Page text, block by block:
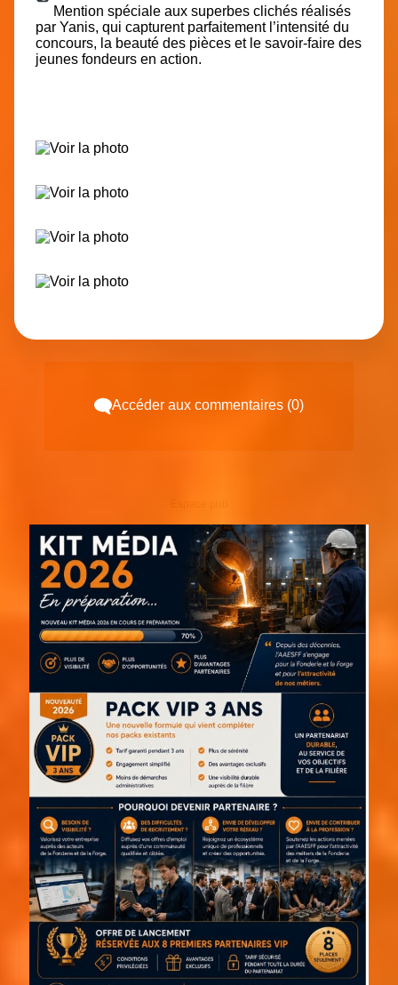
Mention spéciale aux superbes clichés réalisés
par Yanis, qui capturent parfaitement l’intensité du
concours, la beauté des pièces et le savoir-faire des
jeunes fondeurs en action.
Accéder aux commentaires (0)